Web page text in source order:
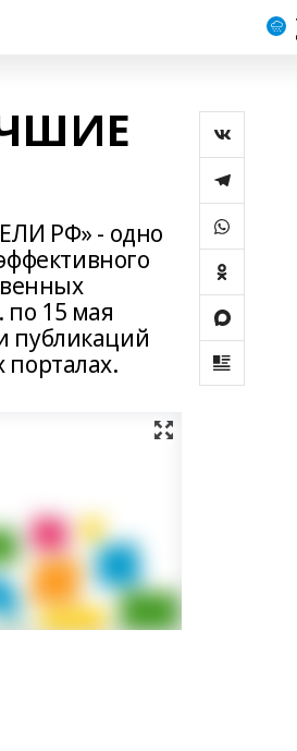
РФ» - одно
по 15 мая
публикаций
порталах.